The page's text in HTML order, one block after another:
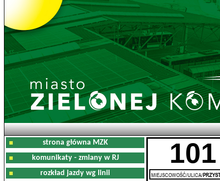
strona główna MZK
komunikaty - zmiany w RJ
rozkład jazdy wg linii
101
MIEJSCOWOŚĆ/ULICA/